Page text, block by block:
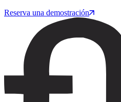
Reserva una demostración